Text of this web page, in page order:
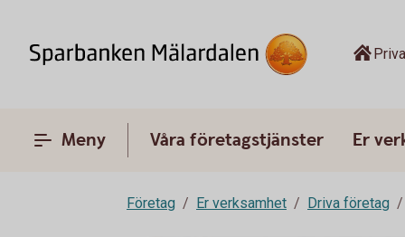
Meny Våra företagstjänster Er
Företag Er verksamhet Driva företag